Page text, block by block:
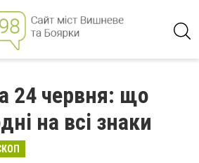
24 червня: що
на всі знаки